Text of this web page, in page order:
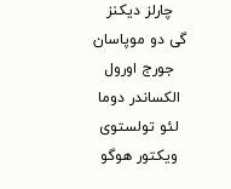
چارلز دیکنز
گی دو موپاسان
جورج اورول
الکساندر دوما
لئو تولستوی
ویکتور هوگو